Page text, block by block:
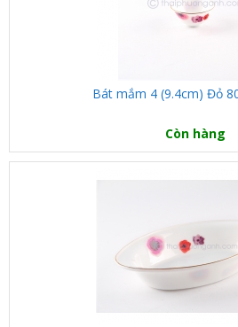
Bát mắm 4 (9.4cm) Đỏ
Còn hàng